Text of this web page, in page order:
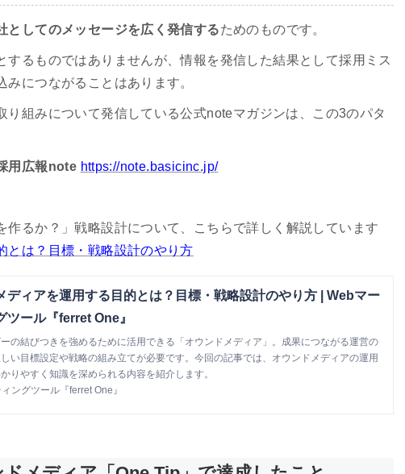
としてのメッセージを広く発信するためのものです。
するものではありませんが、情報を発信した結果として採用ミス
につながることはあります。
り組みについて発信している公式noteマガジンは、この3のパタ
用広報note https://note.basicinc.jp/
るか？」戦略設計について、こちらで詳しく解説しています
とは？目標・戦略設計のやり方
ディアを運用する目的とは？目標・戦略設計のやり方 | Webマー
ツール『ferret One』
の結びつきを強めるために活用できる「オウンドメディア」。成果につながる運営の
い目標設定や戦略の組み立てが必要です。今回の記事では、オウンドメディアの運用
りやすく知識を深められる内容を紹介します。
ングツール『ferret One』